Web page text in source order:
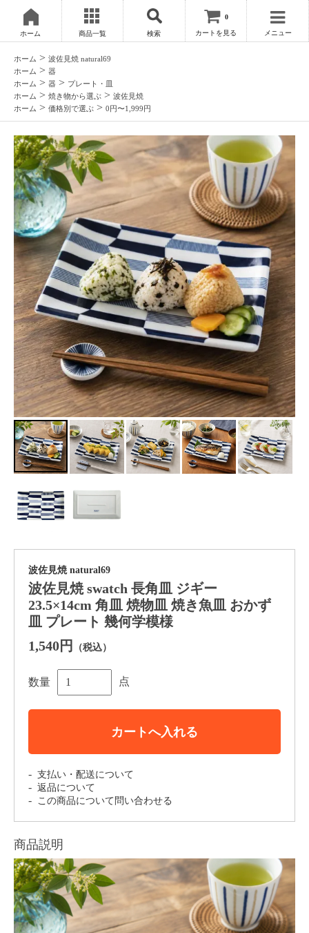
ホーム 商品一覧 検索
0
カートを見る メニュー
ホーム > 波佐見焼 natural69
ホーム > 器
ホーム > 器 > プレート・皿
ホーム > 焼き物から選ぶ > 波佐見焼
ホーム > 価格別で選ぶ > 0円〜1,999円
波佐見焼 natural69
波佐見焼 swatch 長角皿 ジギー
23.5×14cm 角皿 焼物皿 焼き魚皿 おかず
皿 プレート 幾何学模様
1,540円
（税込）
数量 点
カートへ入れる
支払い・配送について
返品について
この商品について問い合わせる
商品説明